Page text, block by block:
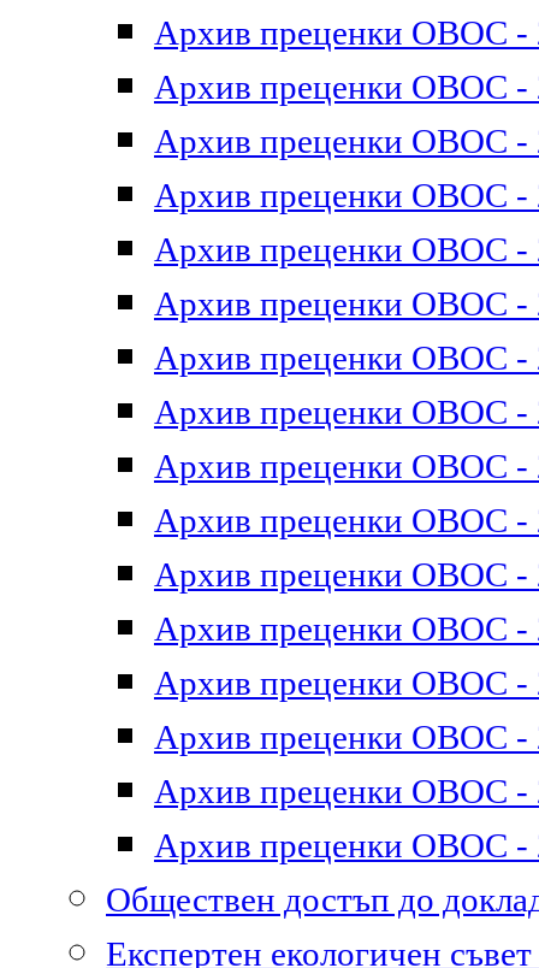
Архив преценки ОВОС -
Архив преценки ОВОС -
Архив преценки ОВОС -
Архив преценки ОВОС -
Архив преценки ОВОС -
Архив преценки ОВОС -
Архив преценки ОВОС -
Архив преценки ОВОС -
Архив преценки ОВОС -
Архив преценки ОВОС -
Архив преценки ОВОС -
Архив преценки ОВОС -
Архив преценки ОВОС -
Архив преценки ОВОС -
Архив преценки ОВОС -
Архив преценки ОВОС -
Обществен достъп до
Експертен екологичен